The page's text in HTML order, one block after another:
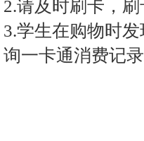
2.请及时刷卡，
3.学生在购物时
询一卡通消费记